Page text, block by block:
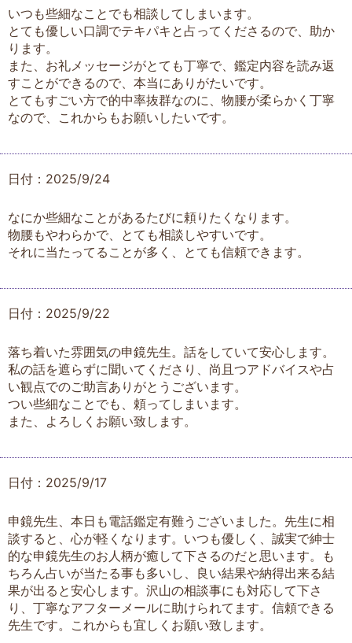
いつも些細なことでも相談してしまいます。
とても優しい口調でテキパキと占ってくださるので、助か
ります。
また、お礼メッセージがとても丁寧で、鑑定内容を読み返
すことができるので、本当にありがたいです。
とてもすごい方で的中率抜群なのに、物腰が柔らかく丁寧
なので、これからもお願いしたいです。
日付：2025/9/24
なにか些細なことがあるたびに頼りたくなります。
物腰もやわらかで、とても相談しやすいです。
それに当たってることが多く、とても信頼できます。
日付：2025/9/22
落ち着いた雰囲気の申鏡先生。話をしていて安心します。
私の話を遮らずに聞いてくださり、尚且つアドバイスや占
い観点でのご助言ありがとうございます。
つい些細なことでも、頼ってしまいます。
また、よろしくお願い致します。
日付：2025/9/17
申鏡先生、本日も電話鑑定有難うございました。先生に相
談すると、心が軽くなります。いつも優しく、誠実で紳士
的な申鏡先生のお人柄が癒して下さるのだと思います。も
ちろん占いが当たる事も多いし、良い結果や納得出来る結
果が出ると安心します。沢山の相談事にも対応して下さ
り、丁寧なアフターメールに助けられてます。信頼できる
先生です。これからも宜しくお願い致します。